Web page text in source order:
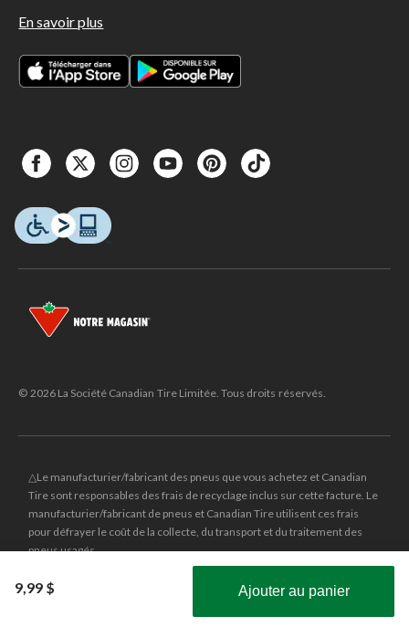
9,99 $ Ajouter au panier
Obtenez les plus récentes offres!
En savoir plus
© 2026 La Société Canadian Tire Limitée. Tous droits réservés.
△Le manufacturier/fabricant des pneus que vous achetez et Canadian
Tire sont responsables des frais de recyclage inclus sur cette facture. Le
manufacturier/fabricant de pneus et Canadian Tire utilisent ces frais
pour défrayer le coût de la collecte, du transport et du traitement des
pneus usagés.
marques de commerce déposées de la Société Canadian Tire Limitée.